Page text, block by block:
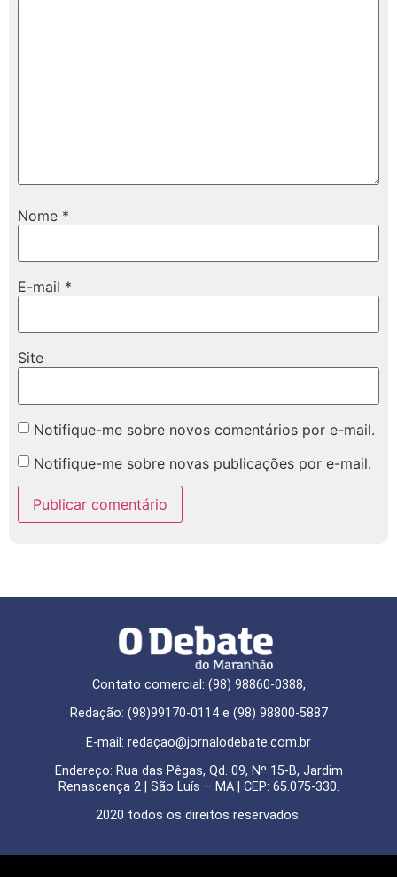
Nome *
E-mail *
Site
Notifique-me sobre novos comentários por e-mail.
Notifique-me sobre novas publicações por e-mail.
Contato comercial: (98) 98860-0388,
Redação: (98)99170-0114 e (98) 98800-5887
E-mail: redaçao@jornalodebate.com.br
Endereço: Rua das Pêgas, Qd. 09, Nº 15-B, Jardim
Renascença 2 | São Luís – MA | CEP: 65.075-330.
2020 todos os direitos reservados.